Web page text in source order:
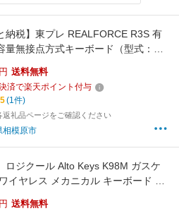
納税】東プレ REALFORCE R3S 有
無接点方式キーボード（型式：
| PC パソコン 周辺機器 高級 プロ リ
ス
円 送料無料
済で楽天ポイント付与
5(1件)
返礼品ページをご確認ください
相模原市
ロジクール Alto Keys K98M ガスケ
イヤレス メカニカル キーボード 日
ットスワップ テンキー バックライ
円 送料無料